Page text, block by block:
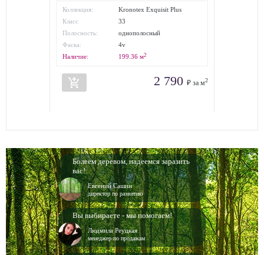
Коллекция:
Kronotex Exquisit Plus
Класс
износостойкости:
33
Полосность:
однополосный
Фаска:
4v
Наличие:
199.36 м2
add_shopping_cart 2 790 ₽ за м2
Болеем деревом, надеемся заразить
вас!
Евгений Сашин
директор по развитию
Вы выбираете - мы помогаем!
Людмила Реуцкая
менеджер по продажам